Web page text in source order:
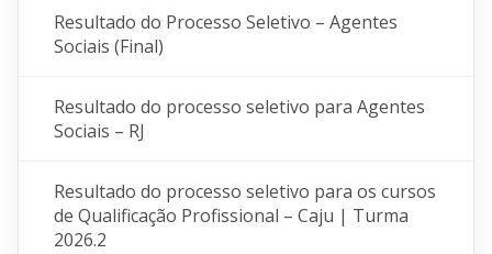
Resultado do Processo Seletivo – Agentes
Sociais (Final)
Resultado do processo seletivo para Agentes
Sociais – RJ
Resultado do processo seletivo para os cursos
de Qualificação Profissional – Caju | Turma
2026.2